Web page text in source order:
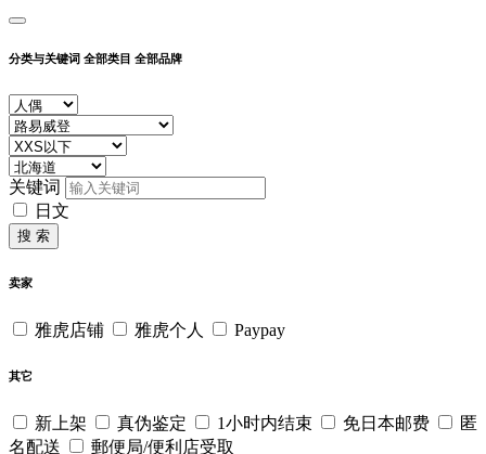
分类与关键词 全部类目 全部品牌
关键词
日文
搜 索
卖家
雅虎店铺 雅虎个人 Paypay
其它
新上架 真伪鉴定 1小时内结束 免日本邮费
匿
名配送
郵便局/便利店受取